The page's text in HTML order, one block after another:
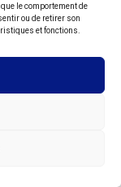
le comportement de
ou de retirer son
et fonctions.
Petite
(300km). La